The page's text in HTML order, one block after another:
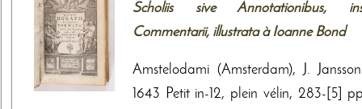
Scholiis sive Annotationibus,
Commentarii, illustrata à Ioanne Bond
Amstelodami (Amsterdam), J.
1643 Petit in-12, plein vélin, 283-[5]